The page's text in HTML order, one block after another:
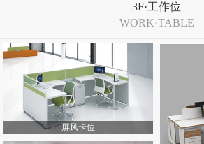
3F·工作位
WORK·TABLE
屏风卡位